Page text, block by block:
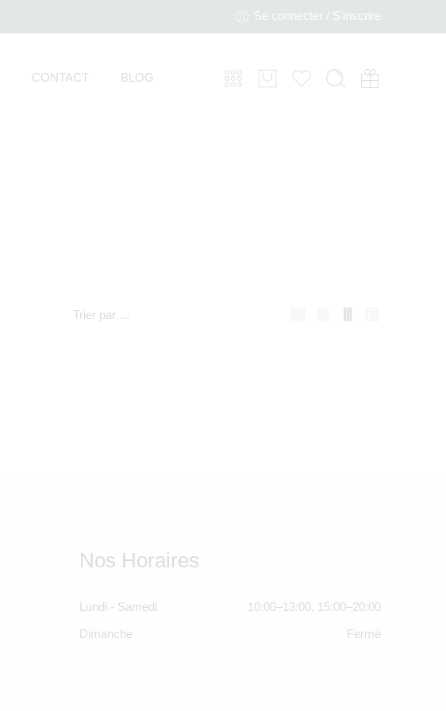
Se connecter / S'inscrire
CONTACT BLOG
Trier par ...
Nos Horaires
Lundi - Samedi 10:00–13:00, 15:00–20:00
Dimanche Fermé